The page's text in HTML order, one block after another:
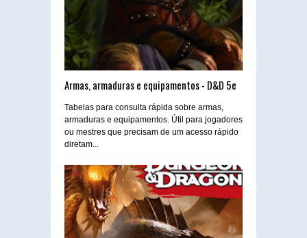
Armas, armaduras e equipamentos - D&D 5e
Tabelas para consulta rápida sobre armas,
armaduras e equipamentos. Útil para jogadores
ou mestres que precisam de um acesso rápido
diretam...